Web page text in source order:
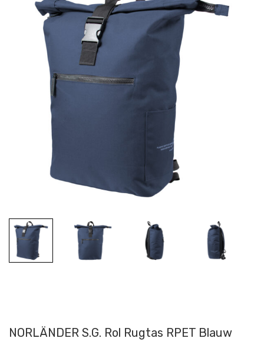
NORLÄNDER S.G. Rol Rugtas RPET Blauw